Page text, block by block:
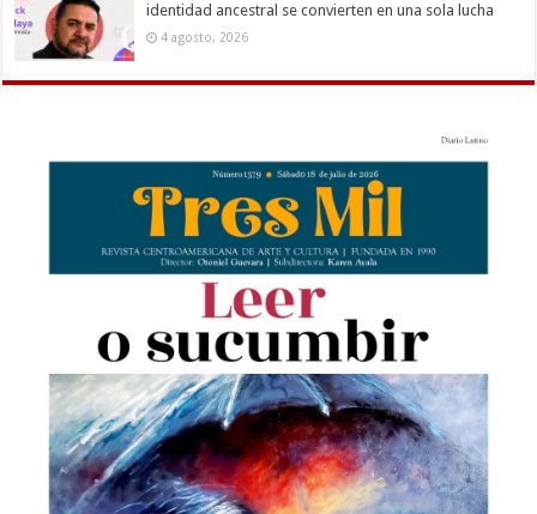
identidad ancestral se convierten en una sola lucha
4 agosto, 2026